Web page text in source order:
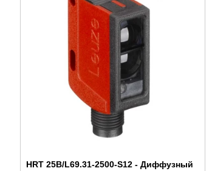
HRT 25B/L69.31-2500-S12 - Диффузный